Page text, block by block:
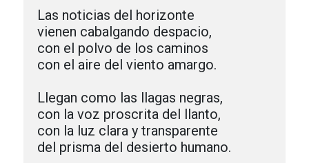
Las noticias del horizonte
vienen cabalgando despacio,
con el polvo de los caminos
con el aire del viento amargo.
Llegan como las llagas negras,
con la voz proscrita del llanto,
con la luz clara y transparente
del prisma del desierto humano.